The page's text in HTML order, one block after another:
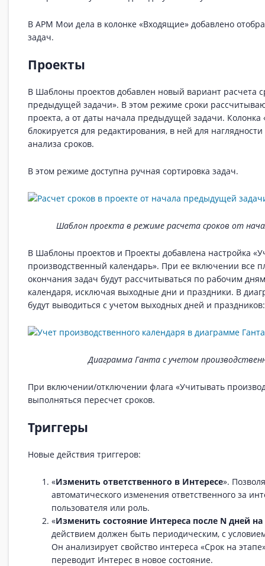
В АРМ Мои дела в колонке «Входящие» добавлено
задач.
Проекты
В Шаблоны проектов добавлен новый вариант расчета
предыдущей задачи». В этом режиме сроки
проекта, а от даты начала предыдущей задачи. Колонка
блокируется для редактирования, в ней для
анализа сроков.
В этом режиме доступна ручная сортировка задач.
Шаблон проекта в режиме расчета сроков от
В Шаблоны проектов и Проекты добавлена настройка
производственный календарь». При ее включении все
окончания задач будут рассчитываться по рабочим
календаря, исключая выходные дни и праздники. В
будут выводиться с учетом выходных дней и праздников:
Диаграмма Ганта с учетом
При включении/отключении флага «Учитывать
выполняться пересчет сроков.
Триггеры
Новые действия триггеров:
«Изменить ответственного в Интересе».
автоматического изменения ответственного за
пользователя или роль.
«Изменить состояние Интереса после N дней на
действием должен быть периодическим, с
Он анализирует свойство интереса «Срок на
переводит Интерес в новое состояние.